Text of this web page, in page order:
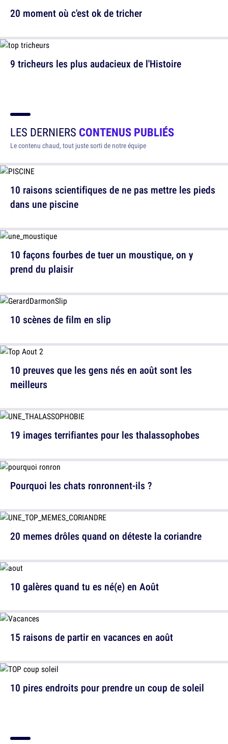
20 moment où c'est ok de tricher
9 tricheurs les plus audacieux de l'Histoire
LES DERNIERS CONTENUS PUBLIÉS
Le contenu chaud, tout juste sorti de notre équipe
10 raisons scientifiques de ne pas mettre les pieds
dans une piscine
10 scènes de film en slip
19 images terrifiantes pour les thalassophobes
20 memes drôles quand on déteste la coriandre
15 raisons de partir en vacances en août
10 façons fourbes de tuer un moustique, on y
prend du plaisir
10 preuves que les gens nés en août sont les
meilleurs
Pourquoi les chats ronronnent-ils ?
10 galères quand tu es né(e) en Août
10 pires endroits pour prendre un coup de soleil